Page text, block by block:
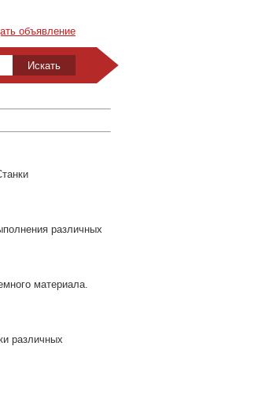
объявление
различных
материала.
различных